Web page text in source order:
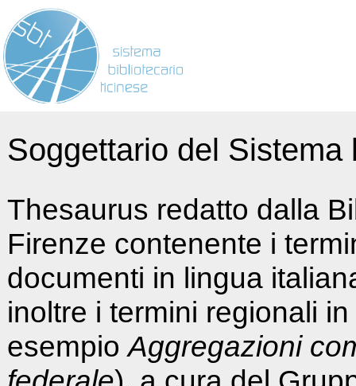
Soggettario del
Thesaurus redatto dalla
Firenze contenente i
documenti in lingua
inoltre i termini regionali
esempioAggregazioni